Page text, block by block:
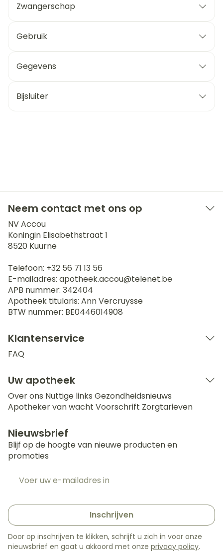
Zwangerschap
Gebruik
Gegevens
Bijsluiter
Neem contact met ons op
NV Accou
Koningin Elisabethstraat 1
8520 Kuurne
Telefoon: +32 56 71 13 56
E-mailadres: apotheek.accou@telenet.be
APB nummer: 342404
Apotheek titularis: Ann Vercruysse
BTW nummer: BE0446014908
Klantenservice
FAQ
Uw apotheek
Over ons Nuttige links Gezondheidsnieuws
Apotheker van wacht Voorschrift Zorgtarieven
Nieuwsbrief
Blijf op de hoogte van nieuwe producten en
promoties
Inschrijven
Door op inschrijven te klikken, schrijft u zich in voor onze
nieuwsbrief en gaat u akkoord met onze privacy policy.